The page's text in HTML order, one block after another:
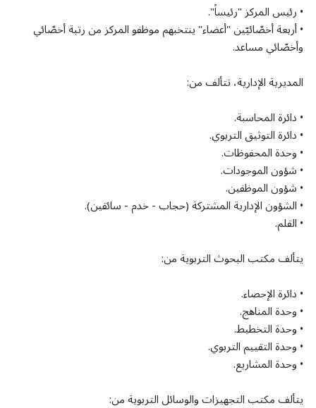
• رئيس المركز "رئيساً".
• أربعة أخصّائيّين "أعضاء" ينتخبهم موظفو المركز من رتبة أخصّائي
وأخصّائي مساعد.
المديرية الإدارية، تتألف من:
• دائرة المحاسبة.
• دائرة التوثيق التربوي.
• وحدة المحفوظات.
• شؤون الموجودات.
• شؤون الموظفين.
• الشؤون الإدارية المشتركة (حجاب - خدم - سائقين).
• القلم.
يتألف مكتب البحوث التربوية من:
• دائرة الإحصاء.
• وحدة المناهج.
• وحدة التخطيط.
• وحدة التقييم التربوي.
• وحدة المشاريع.
يتألف مكتب التجهيزات والوسائل التربوية من: